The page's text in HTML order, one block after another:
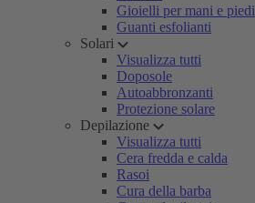
Gioielli per mani e piedi
Guanti esfolianti
Solari
Visualizza tutti
Doposole
Autoabbronzanti
Protezione solare
Depilazione
Visualizza tutti
Cera fredda e calda
Rasoi
Cura della barba